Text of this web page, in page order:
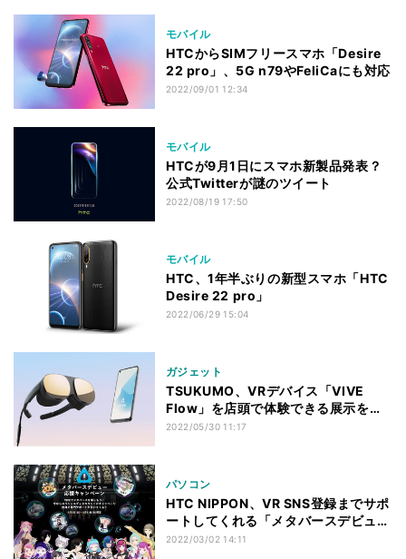
モバイル
HTCからSIMフリースマホ「Desire
22 pro」、5G n79やFeliCaにも対応
2022/09/01 12:34
モバイル
HTCが9月1日にスマホ新製品発表？
公式Twitterが謎のツイート
2022/08/19 17:50
モバイル
HTC、1年半ぶりの新型スマホ「HTC
Desire 22 pro」
2022/06/29 15:04
ガジェット
TSUKUMO、VRデバイス「VIVE
Flow」を店頭で体験できる展示を開
始
2022/05/30 11:17
パソコン
HTC NIPPON、VR SNS登録までサポ
ートしてくれる「メタバースデビュー
応援キャンペーン」
2022/03/02 14:11